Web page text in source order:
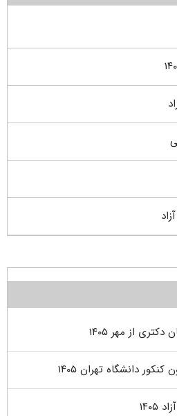
از مهر ۱۴۰۵
دانشگاه تهران ۱۴۰۵